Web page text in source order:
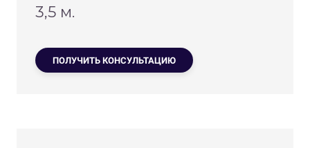
3,5 м.
ПОЛУЧИТЬ КОНСУЛЬТАЦИЮ